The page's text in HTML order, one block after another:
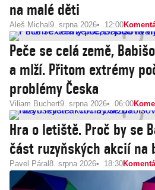
na malé děti
Aleš Michal 9. srpna 2026 12:00
Peče se celá země,
a mlží. Přitom extrémy
problémy Česka
Viliam Buchert9. srpna 2026 06:00
Hra o letiště. Proč by se
část ruzyňských akcií na
Pavel Páral 8. srpna 2026 18:30